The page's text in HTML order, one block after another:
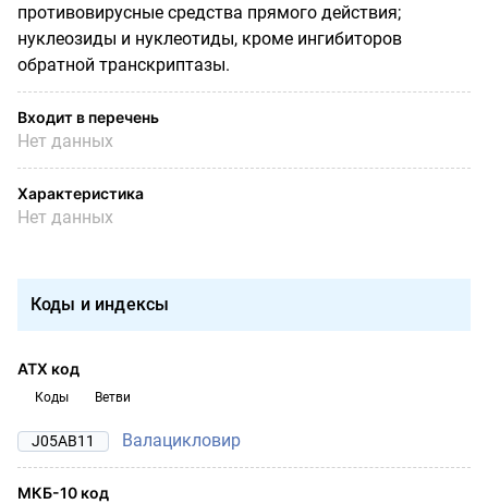
противовирусные средства прямого действия;
нуклеозиды и нуклеотиды, кроме ингибиторов
обратной транскриптазы.
Входит в перечень
Нет данных
Характеристика
Нет данных
Коды и индексы
АТХ код
Коды Ветви
J05AB11 Валацикловир
МКБ-10 код